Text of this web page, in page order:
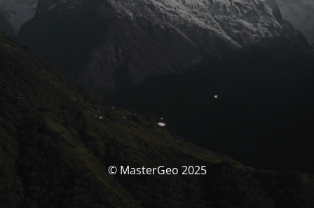
© MasterGeo 2025